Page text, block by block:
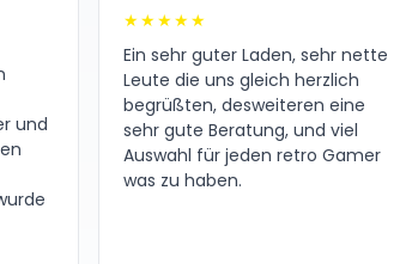
und
★★★★★
Ein sehr guter Laden, sehr nette
Leute die uns gleich herzlich
begrüßten, desweiteren eine
sehr gute Beratung, und viel
Auswahl für jeden retro Gamer
was zu haben.